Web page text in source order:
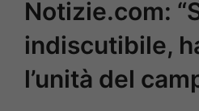
Notizie.com:
indiscutibile,
l’unità del